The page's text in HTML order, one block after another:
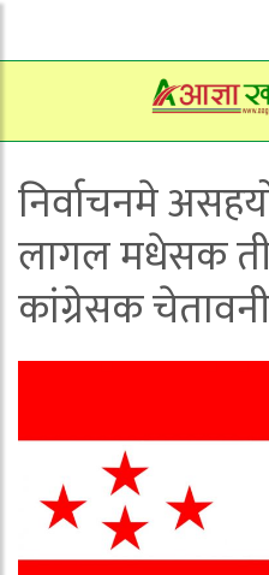
निर्वाचनमे
लागल मधेसक
कांग्रेसक चेतावनी